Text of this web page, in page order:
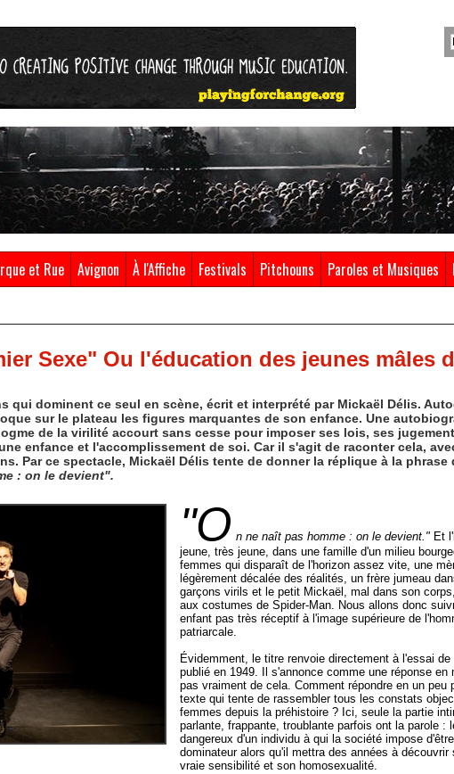
et Rue Avignon À l'Affiche Festivals Pitchouns Paroles et Musiques
Sexe" Ou l'éducation des jeunes mâles
qui dominent ce seul en scène, écrit et interprété par Mickaël Délis.
sur le plateau les figures marquantes de son enfance. Une
de la virilité accourt sans cesse pour imposer ses lois, ses
enfance et l'accomplissement de soi. Car il s'agit de raconter cela,
Par ce spectacle, Mickaël Délis tente de donner la réplique à la phrase
: on le devient".
"O n ne naît pas homme : on le devient." Et
jeune, très jeune, dans une famille d'un milieu
femmes qui disparaît de l'horizon assez vite, une
légèrement décalée des réalités, un frère jumeau
garçons virils et le petit Mickaël, mal dans son
aux costumes de Spider-Man. Nous allons donc
enfant pas très réceptif à l'image supérieure de
patriarcale.
Évidemment, le titre renvoie directement à l'essai
publié en 1949. Il s'annonce comme une réponse en
pas vraiment de cela. Comment répondre en un peu
texte qui tente de rassembler tous les constats
femmes depuis la préhistoire ? Ici, seule la partie
parlante, frappante, troublante parfois ont la parole :
dangereux d'un individu à qui la société impose
dominateur alors qu'il mettra des années à
vraie sensibilité et son homosexualité.